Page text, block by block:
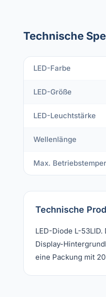
Technische
LED-Farbe
LED-Größe
LED-Leuchtstärke
Wellenlänge
Max.
Technische
LED-Diode L-
Display-
eine Packung mit